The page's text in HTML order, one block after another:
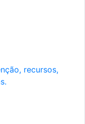
recursos,